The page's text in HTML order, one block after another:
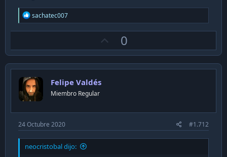
R
e
a
i
o
n
s
:
sachatec007
p
v
0
Felipe Valdés
Miembro Regular
24 Octubre 2020 #1.712
neocristobal dijo: